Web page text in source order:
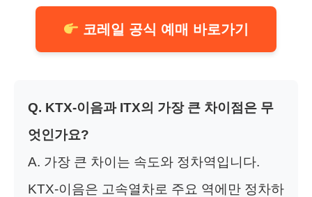
코레일 공식 예매 바로가기
Q. KTX-이음과 ITX의 가장 큰 차이점은 무
엇인가요?
A. 가장 큰 차이는 속도와 정차역입니다.
KTX-이음은 고속열차로 주요 역에만 정차하